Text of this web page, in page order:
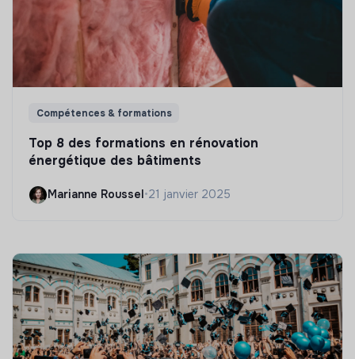
Compétences & formations
Top 8 des formations en rénovation
énergétique des bâtiments
Marianne Roussel•21 janvier 2025